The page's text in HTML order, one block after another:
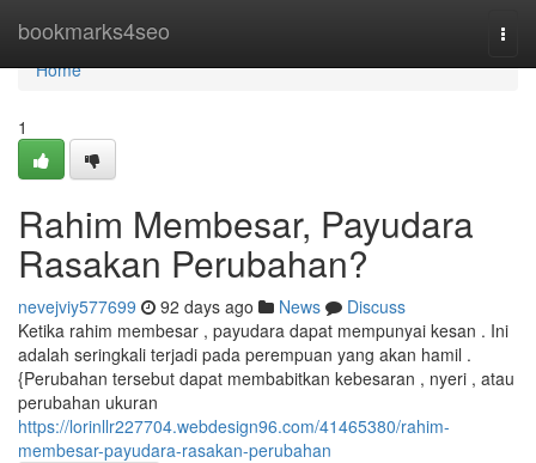
bookmarks4seo
Home
Home
1
Rahim Membesar, Payudara
Rasakan Perubahan?
nevejviy577699 92 days ago News
Discuss
Ketika rahim membesar , payudara dapat mempunyai kesan . Ini
adalah seringkali terjadi pada perempuan yang akan hamil .
{Perubahan tersebut dapat membabitkan kebesaran , nyeri , atau
perubahan ukuran
https://lorinllr227704.webdesign96.com/41465380/rahim-
membesar-payudara-rasakan-perubahan